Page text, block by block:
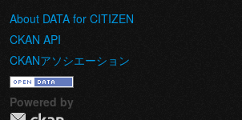
About DATA for CITIZEN
CKAN API
CKANアソシエーション
Powered by